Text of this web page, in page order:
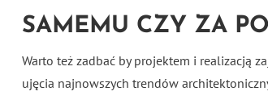
SAMEMU CZY ZA
Warto też zadbać by projektem i realizacją
ujęcia najnowszych trendów